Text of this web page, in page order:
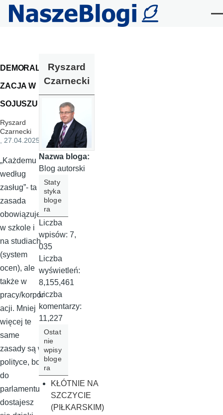
Przejdź do treści
DEMORALI
ZACJA W
SOJUSZU
Ryszard
Czarnecki
, 27.04.2025
„Każdemu
według
zasług”- ta
zasada
obowiązuje
w szkole i
na studiach
(system
ocen), ale
także w
pracy/korpor
acji. Mniej
więcej te
same
zasady są w
polityce, bo
do
parlamentu
dostajesz
Ryszard
Czarnecki
Nazwa bloga:
Blog autorski
Staty
styka
bloge
ra
Liczba
wpisów: 7,
035
Liczba
wyświetleń:
8,155,461
Liczba
komentarzy:
11,227
Ostat
nie
wpisy
bloge
ra
KŁÓTNIE NA
SZCZYCIE
(PIŁKARSKIM)